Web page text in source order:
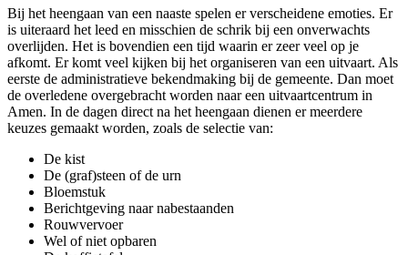
Bij het heengaan van een naaste spelen er verscheidene emoties. Er
is uiteraard het leed en misschien de schrik bij een onverwachts
overlijden. Het is bovendien een tijd waarin er zeer veel op je
afkomt. Er komt veel kijken bij het organiseren van een uitvaart. Als
eerste de administratieve bekendmaking bij de gemeente. Dan moet
de overledene overgebracht worden naar een uitvaartcentrum in
Amen. In de dagen direct na het heengaan dienen er meerdere
keuzes gemaakt worden, zoals de selectie van:
De kist
De (graf)steen of de urn
Bloemstuk
Berichtgeving naar nabestaanden
Rouwvervoer
Wel of niet opbaren